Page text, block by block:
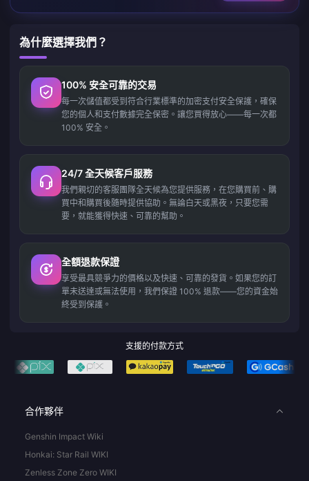
為什麼選擇我們？
100% 安全可靠的交易
每一次儲值都受到符合行業標準的加密支付安全保護，確保
您的個人和支付數據完全保密。讓您買得放心——每一次都
100% 安全。
24/7 全天候客戶服務
我們親切的客服團隊全天候為您提供服務，在您購買前、購
買中和購買後隨時提供協助。無論白天或黑夜，只要您需
要，就能獲得快速、可靠的幫助。
全額退款保證
享受最具競爭力的價格以及快速、可靠的發貨。如果您的訂
單未送達或無法使用，我們保證 100% 退款——您的資金始
終受到保護。
支援的付款方式
合作夥伴
Genshin Impact Wiki
Honkai: Star Rail WIKI
Zenless Zone Zero WIKI